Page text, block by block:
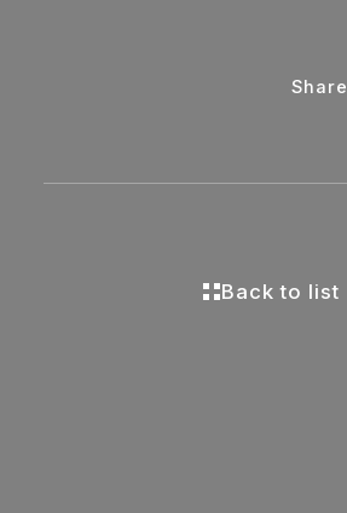
Back to list
Share